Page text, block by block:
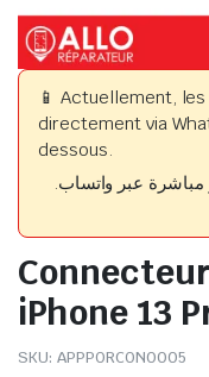
📱 Actuellement,
directement via
dessous.
مباشرة عبر واتساب.
iPhone 13
SKU: APPPORCON0005